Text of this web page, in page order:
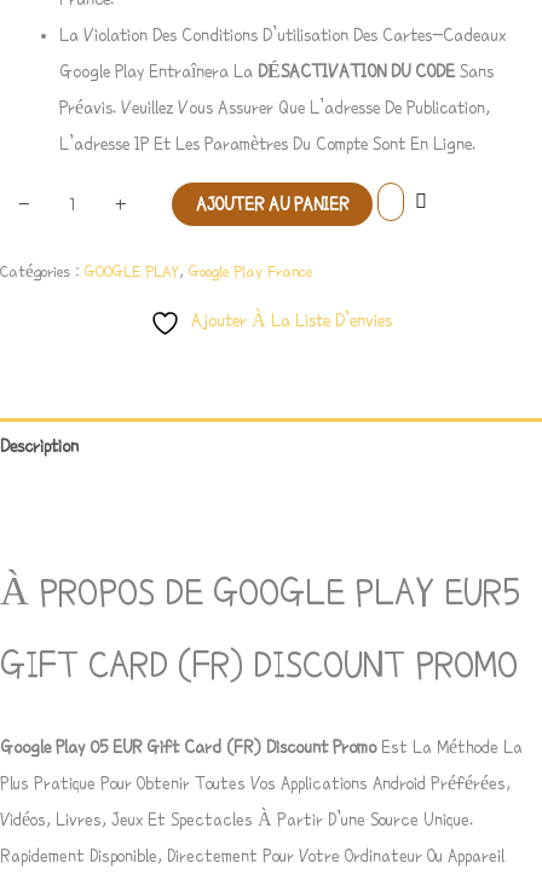
La Violation Des Conditions D’utilisation Des Cartes-Cadeaux
Google Play Entraînera La DÉSACTIVATION DU CODE Sans
Préavis. Veuillez Vous Assurer Que L’adresse De Publication,
L’adresse IP Et Les Paramètres Du Compte Sont En Ligne.
- + AJOUTER AU PANIER
Catégories : GOOGLE PLAY, Google Play France
Ajouter À La Liste D’envies
Description
À PROPOS DE GOOGLE PLAY EUR5
GIFT CARD (FR) DISCOUNT PROMO
Google Play 05 EURGift Card (FR) Discount PromoEst La Méthode La
Plus Pratique Pour Obtenir Toutes Vos Applications Android Préférées,
Vidéos, Livres, Jeux Et Spectacles À Partir D’une Source Unique.
Rapidement Disponible, Directement Pour Votre Ordinateur Ou Appareil